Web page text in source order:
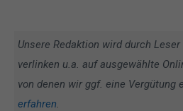
Unsere Redaktion wird durch
verlinken u.a. auf ausgewählte
von denen wir ggf. eine Vergütung
erfahren.